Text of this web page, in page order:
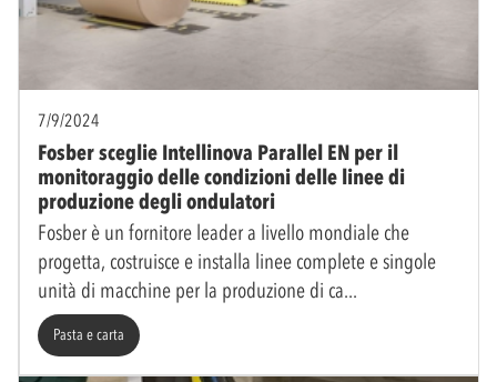
7/9/2024
Fosber sceglie Intellinova Parallel EN per il
monitoraggio delle condizioni delle linee di
produzione degli ondulatori
Fosber è un fornitore leader a livello mondiale che
progetta, costruisce e installa linee complete e singole
unità di macchine per la produzione di ca
Pasta e carta